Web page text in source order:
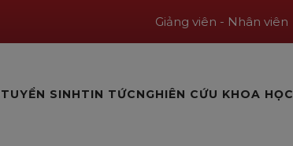
Giảng viên - Nhân viên
TUYỂN SINHTIN TỨCNGHIÊN CỨU KHOA HỌC